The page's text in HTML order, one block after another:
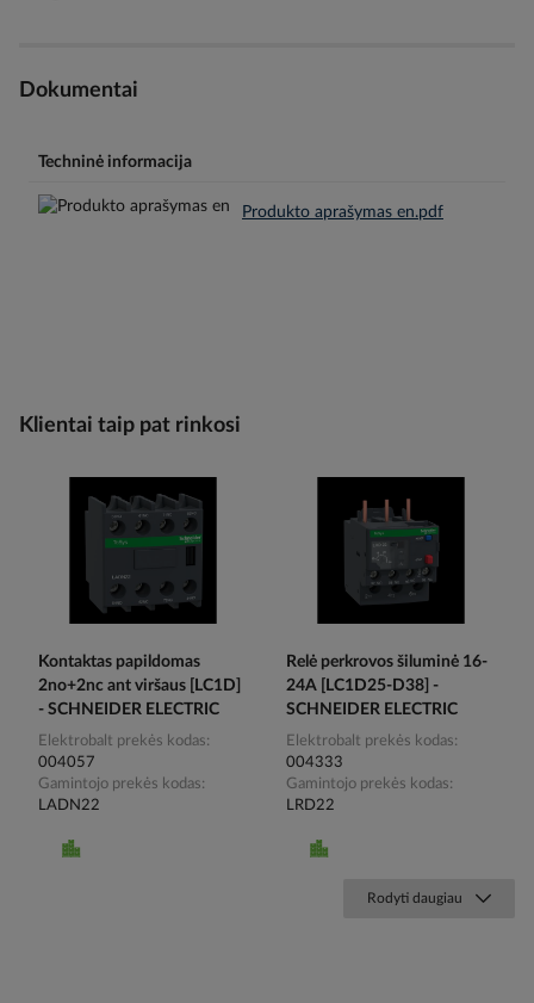
Dokumentai
Techninė informacija
Produkto aprašymas en.pdf
Klientai taip pat rinkosi
Kontaktas papildomas
2no+2nc ant viršaus [LC1D]
- SCHNEIDER ELECTRIC
Elektrobalt prekės kodas
004057
Gamintojo prekės kodas
LADN22
Relė perkrovos šiluminė 16-
24A [LC1D25-D38] -
SCHNEIDER ELECTRIC
Elektrobalt prekės kodas
004333
Gamintojo prekės kodas
LRD22
Rodyti daugiau